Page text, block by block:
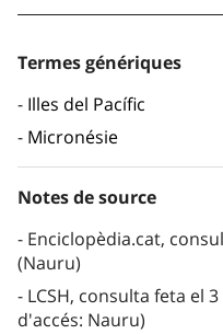
Termes génériques
Illes del Pacífic
Micronésie
Notes de source
Enciclopèdia.cat,
(Nauru)
LCSH, consulta feta el
d'accés: Nauru)